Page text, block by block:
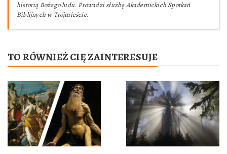
historią Bożego ludu. Prowadzi służbę Akademickich Spotkań
Biblijnych w Trójmieście.
TO RÓWNIEŻ CIĘ ZAINTERESUJE